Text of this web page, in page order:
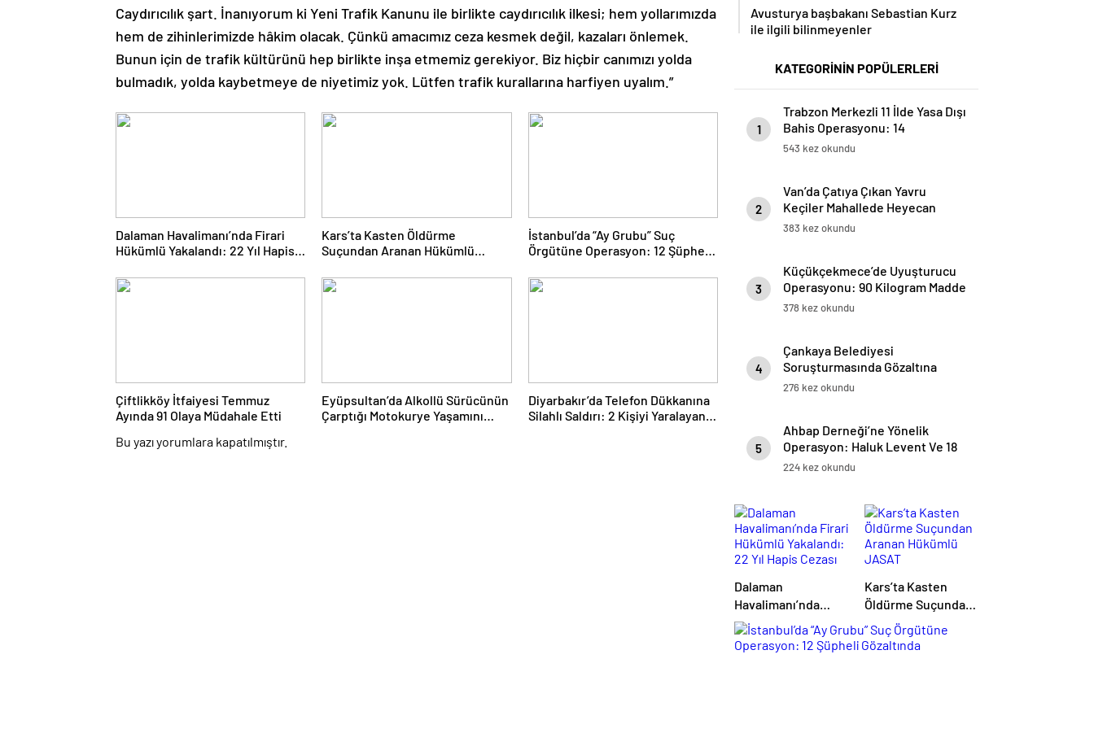
Caydırıcılık şart. İnanıyorum ki Yeni Trafik Kanunu ile birlikte caydırıcılık ilkesi; hem yollarımızda
hem de zihinlerimizde hâkim olacak. Çünkü amacımız ceza kesmek değil, kazaları önlemek.
Bunun için de trafik kültürünü hep birlikte inşa etmemiz gerekiyor. Biz hiçbir canımızı yolda
bulmadık, yolda kaybetmeye de niyetimiz yok. Lütfen trafik kurallarına harfiyen uyalım.”
Dalaman Havalimanı’nda Firari
Hükümlü Yakalandı: 22 Yıl Hapis
Kars’ta Kasten Öldürme
Suçundan Aranan Hükümlü
İstanbul’da “Ay Grubu” Suç
Örgütüne Operasyon: 12 Şüpheli
Çiftlikköy İtfaiyesi Temmuz
Ayında 91 Olaya Müdahale Etti
Eyüpsultan’da Alkollü Sürücünün
Çarptığı Motokurye Yaşamını
Diyarbakır’da Telefon Dükkanına
Silahlı Saldırı: 2 Kişiyi Yaralayan
Bu yazı yorumlara kapatılmıştır.
Avusturya başbakanı Sebastian Kurz
ile ilgili bilinmeyenler
KATEGORİNİN POPÜLERLERİ
1
Trabzon Merkezli 11 İlde Yasa Dışı
Bahis Operasyonu: 14
Tutuklama
543 kez okundu
2
Van’da Çatıya Çıkan Yavru
Keçiler Mahallede Heyecan
Yarattı
383 kez okundu
3
Küçükçekmece’de Uyuşturucu
Operasyonu: 90 Kilogram Madde
Ele Geçirildi, 3 Gözaltı
378 kez okundu
4
Çankaya Belediyesi
Soruşturmasında Gözaltına
Alınan 30 Şüpheli Adliyeye Sevk
276 kez okundu
5
Ahbap Derneği’ne Yönelik
Operasyon: Haluk Levent Ve 18
Şüpheli Gözaltına Alındı
224 kez okundu
Dalaman
Havalimanı’nda
Firari Hükümlü
Yakalandı: 22 Yıl
Hapis Cezası
Kars’ta Kasten
Öldürme Suçundan
Aranan Hükümlü
JASAT